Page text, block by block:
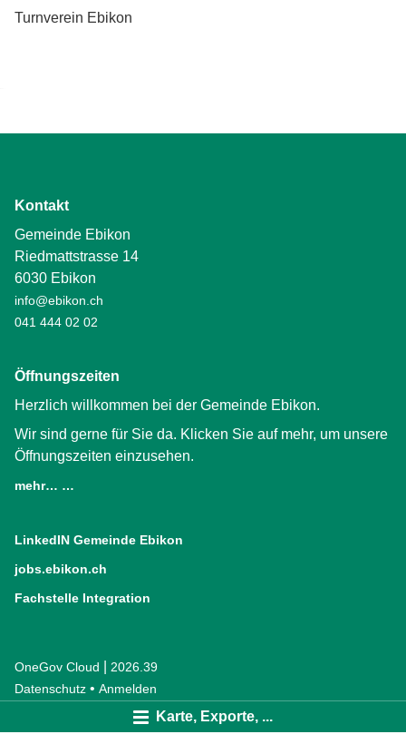
Karte, Exporte, ...
Turnverein Ebikon
Kontakt
Gemeinde Ebikon
Riedmattstrasse 14
6030 Ebikon
info@ebikon.ch
041 444 02 02
Öffnungszeiten
Herzlich willkommen bei der Gemeinde Ebikon.
Wir sind gerne für Sie da. Klicken Sie auf mehr, um unsere
Öffnungszeiten einzusehen.
mehr… …
LinkedIN Gemeinde Ebikon
jobs.ebikon.ch
Fachstelle Integration
OneGov Cloud (External Link)
2026.39
Datenschutz (External Link)
Anmelden